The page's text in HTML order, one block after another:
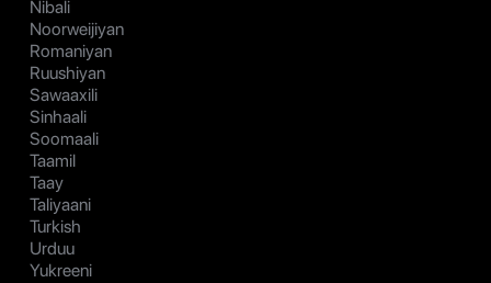
Nibali
Noorweijiyan
Romaniyan
Ruushiyan
Sawaaxili
Sinhaali
Soomaali
Taamil
Taay
Taliyaani
Turkish
Urduu
Yukreeni